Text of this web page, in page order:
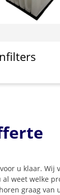
u klaar. Wij
weet welke
graag van